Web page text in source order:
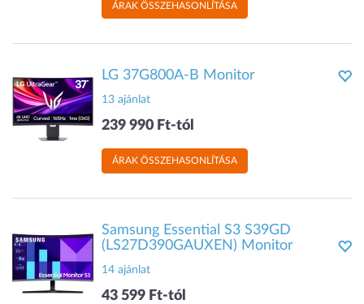
ÁRAK ÖSSZEHASONLÍTÁSA
LG 37G800A-B Monitor
13 ajánlat
239 990 Ft-tól
ÁRAK ÖSSZEHASONLÍTÁSA
Samsung Essential S3 S39GD
(LS27D390GAUXEN) Monitor
14 ajánlat
43 599 Ft-tól